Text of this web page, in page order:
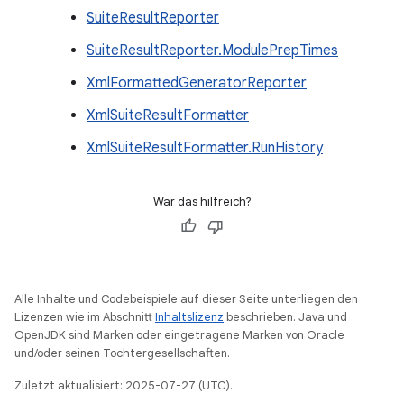
SuiteResultReporter
SuiteResultReporter.ModulePrepTimes
XmlFormattedGeneratorReporter
XmlSuiteResultFormatter
XmlSuiteResultFormatter.RunHistory
War das hilfreich?
Alle Inhalte und Codebeispiele auf dieser Seite unterliegen den
Lizenzen wie im AbschnittInhaltslizenz beschrieben. Java und
OpenJDK sind Marken oder eingetragene Marken von Oracle
und/oder seinen Tochtergesellschaften.
Zuletzt aktualisiert: 2025-07-27 (UTC).